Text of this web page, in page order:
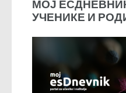
МОЈ
УЧЕНИКЕ И